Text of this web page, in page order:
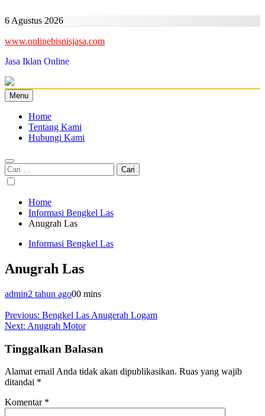
to
6 Agustus 2026
www.onlinebisnisjasa.com
Jasa Iklan Online
Menu
Home
Tentang Kami
Hubungi Kami
Cari
untuk:
Home
Informasi Bengkel Las
Anugrah Las
Informasi Bengkel Las
Anugrah Las
admin2 tahun ago00 mins
Navigasi
pos
Previous: Bengkel Las Anugerah Logam
Next: Anugrah Motor
Tinggalkan Balasan
Alamat email Anda tidak akan dipublikasikan. Ruas yang wajib
ditandai *
Komentar *